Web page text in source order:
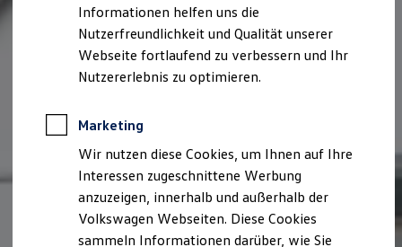
Informationen helfen uns die
Nutzerfreundlichkeit und Qualität unserer
Webseite fortlaufend zu verbessern und Ihr
Nutzererlebnis zu optimieren.
Marketing
Wir nutzen diese Cookies, um Ihnen auf Ihre
Interessen zugeschnittene Werbung
anzuzeigen, innerhalb und außerhalb der
Volkswagen Webseiten. Diese Cookies
sammeln Informationen darüber, wie Sie